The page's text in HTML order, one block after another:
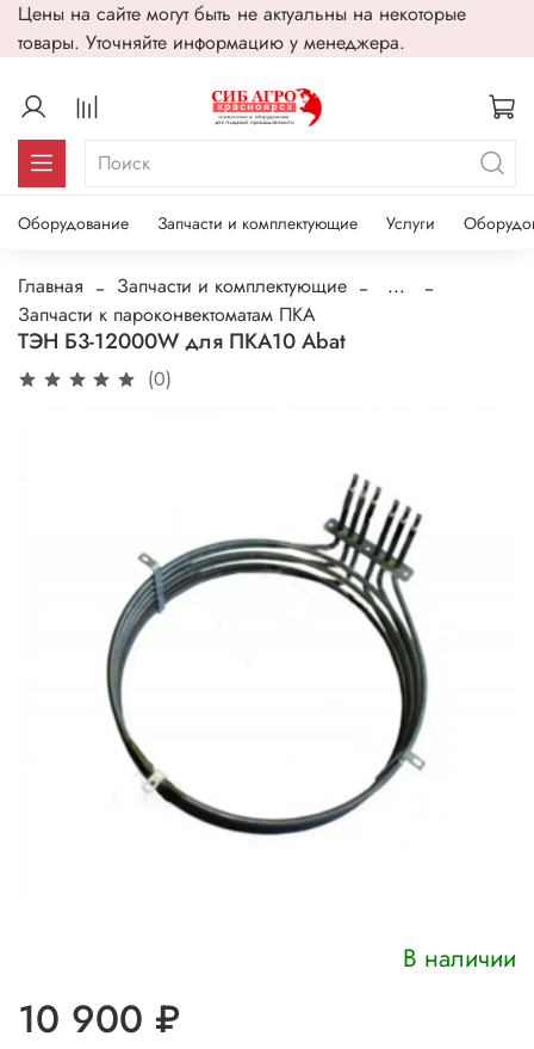
Цены на сайте могут быть не актуальны на некоторые
товары. Уточняйте информацию у менеджера.
Оборудование Запчасти и комплектующие Услуги
Главная Запчасти и комплектующие
...
Запчасти к пароконвектоматам ПКА
ТЭН Б3-12000W для ПКА10 Abat
(0)
В наличии
10 900 ₽